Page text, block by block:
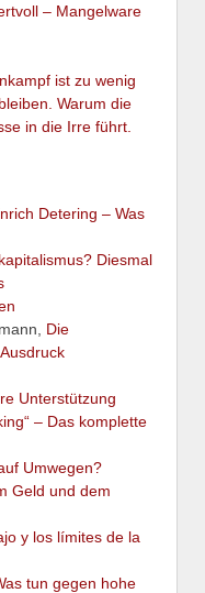
– Mangelware
ist zu wenig
Warum die
in die Irre führt.
Detering – Was
Diesmal
Die
Unterstützung
– Das komplette
Umwegen?
Geld und dem
y los límites de la
tun gegen hohe